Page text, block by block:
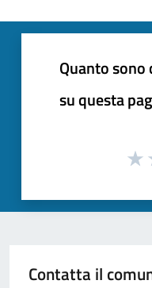
Quanto
su questa
Contatta il